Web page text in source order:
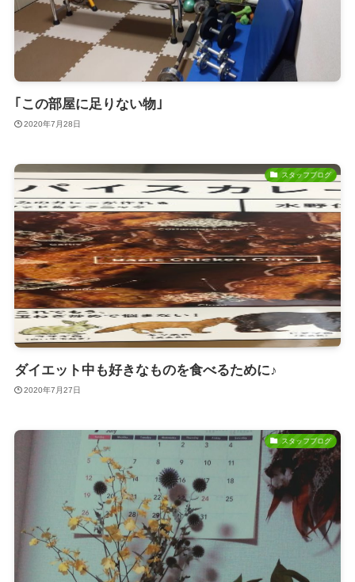
｢この部屋に足りない物｣
2020年7月28日
スタッフブログ
ダイエット中も好きなものを食べるために♪
2020年7月27日
スタッフブログ